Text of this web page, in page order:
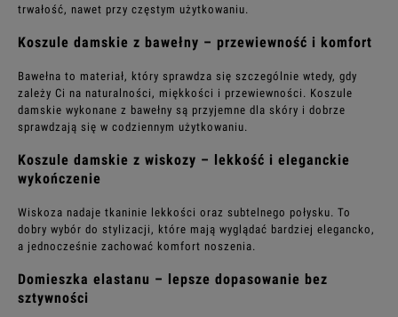
trwałość, nawet przy częstym użytkowaniu.
Koszule damskie z bawełny – przewiewność i komfort
Bawełna to materiał, który sprawdza się szczególnie wtedy, gdy
zależy Ci na naturalności, miękkości i przewiewności. Koszule
damskie wykonane z bawełny są przyjemne dla skóry i dobrze
sprawdzają się w codziennym użytkowaniu.
Koszule damskie z wiskozy – lekkość i eleganckie
wykończenie
Wiskoza nadaje tkaninie lekkości oraz subtelnego połysku. To
dobry wybór do stylizacji, które mają wyglądać bardziej elegancko,
a jednocześnie zachować komfort noszenia.
Domieszka elastanu – lepsze dopasowanie bez
sztywności